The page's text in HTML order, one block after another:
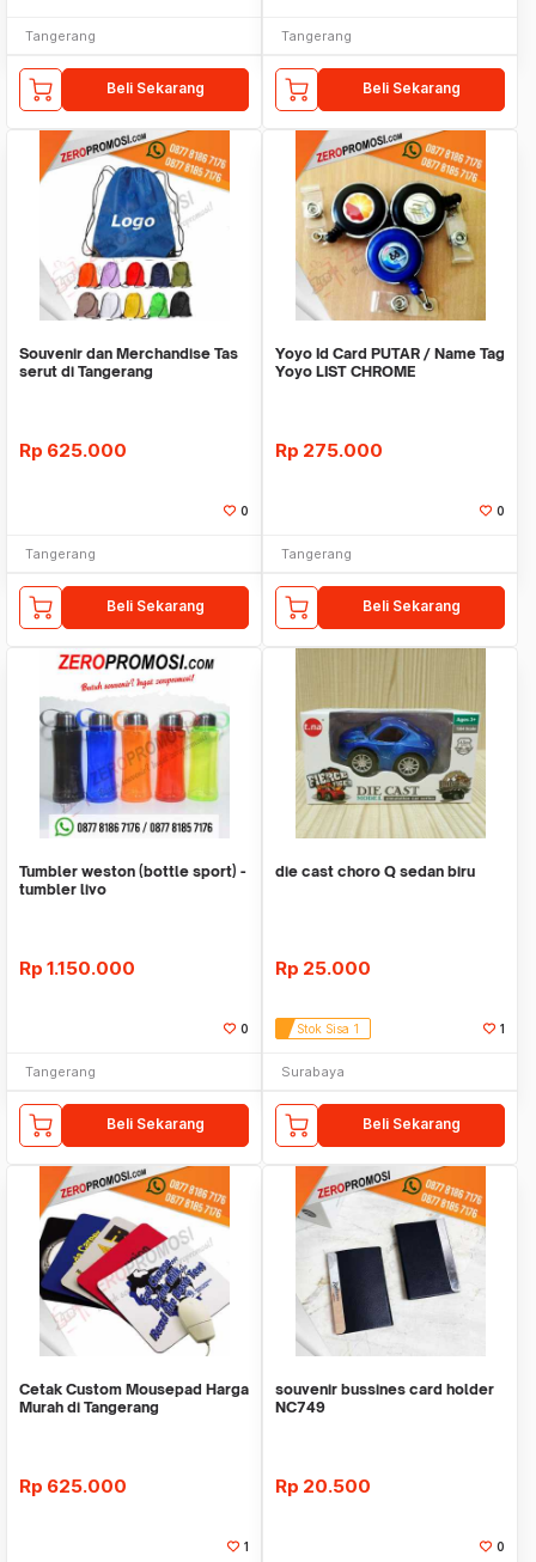
Tangerang
Beli Sekarang
Tangerang
Beli Sekarang
Souvenir dan Merchandise Tas
serut di Tangerang
Rp 625.000
0
Tangerang
Beli Sekarang
Yoyo Id Card PUTAR / Name Tag
Yoyo LIST CHROME
Rp 275.000
0
Tangerang
Beli Sekarang
Tumbler weston (bottle sport) -
tumbler livo
Rp 1.150.000
0
Tangerang
Beli Sekarang
die cast choro Q sedan biru
Rp 25.000
Stok Sisa 1 1
Surabaya
Beli Sekarang
Cetak Custom Mousepad Harga
Murah di Tangerang
Rp 625.000
1
souvenir bussines card holder
NC749
Rp 20.500
0